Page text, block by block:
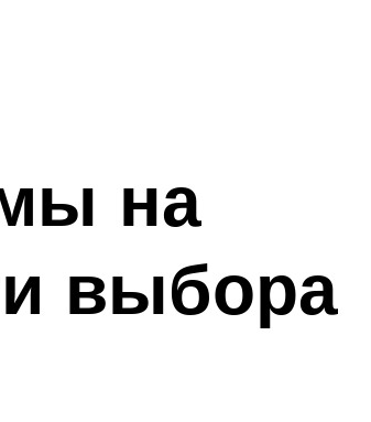
на
выбора